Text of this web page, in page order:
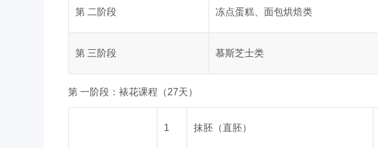
第 二阶段 冻点蛋糕、面包烘焙类
第 三阶段 慕斯芝士类
第 一阶段：裱花课程（27天）
1 抹胚（直胚）